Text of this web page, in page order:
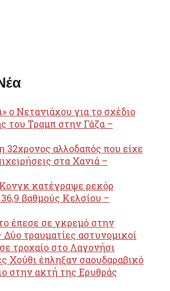
ο Νετανιάχου για το σχέδιο
του Τραμπ στην Γάζα –
32χρονος αλλοδαπός που είχε
στα Χανιά –
κατέγραψε ρεκόρ
βαθμούς Κελσίου –
έπεσε σε γκρεμό στην
τραυματίες αστυνομικοί
τροχαίο στο Λαγονήσι
Χούθι έπληξαν σαουδαραβικό
στην ακτή της Ερυθράς